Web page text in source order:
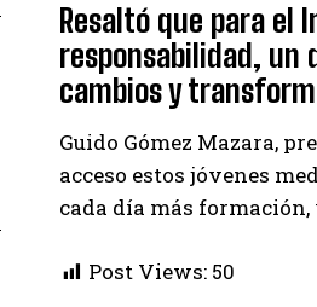
Resaltó que para el
responsabilidad, un
cambios y
Guido Gómez Mazara,
acceso estos jóvenes
cada día más
Post Views: 50